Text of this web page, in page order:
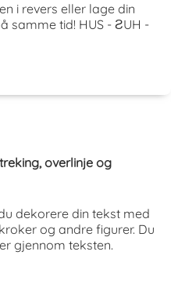
i revers eller lage din
samme tid! HUS - ƧUH -
overlinje og
dekorere din tekst med
og andre figurer. Du
gjennom teksten.